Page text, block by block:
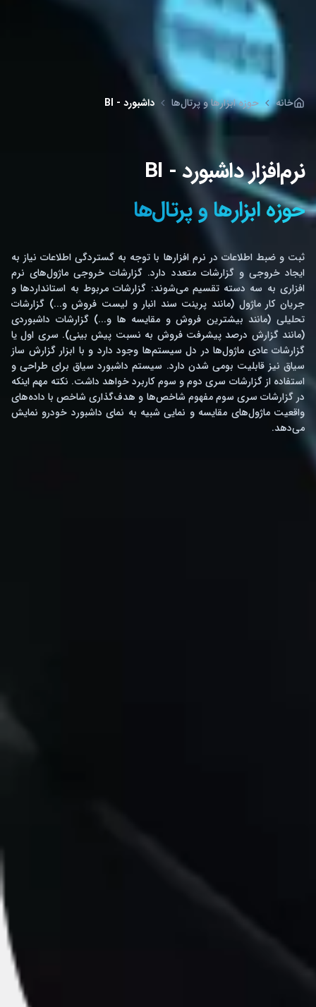
خانه حوزه ابزارها و پرتال‌ها داشبورد - BI
نرم‌افزار داشبورد - BI
حوزه ابزارها و پرتال‌ها
ثبت و ضبط اطلاعات در نرم افزارها با توجه به گستردگی اطلاعات نیاز به
ایجاد خروجی و گزارشات متعدد دارد. گزارشات خروجی ماژول‌های نرم
افزاری به سه دسته تقسیم می‌شوند: گزارشات مربوط به استانداردها و
جریان کار ماژول (مانند پرینت سند انبار و لیست فروش و...) گزارشات
تحلیلی (مانند بیشترین فروش و مقایسه ها و...) گزارشات داشبوردی
(مانند گزارش درصد پیشرفت فروش به نسبت پیش بینی). سری اول یا
گزارشات عادی ماژول‌ها در دل سیستم‌ها وجود دارد و با ابزار گزارش ساز
سیاق نیز قابلیت بومی شدن دارد. سیستم داشبورد سیاق برای طراحی و
استفاده از گزارشات سری دوم و سوم کاربرد خواهد داشت. نکته مهم اینکه
در گزارشات سری سوم مفهوم شاخص‌ها و هدف‌گذاری شاخص با داده‌های
واقعیت ماژول‌های مقایسه و نمایی شبیه به نمای داشبورد خودرو نمایش
می‌دهد.